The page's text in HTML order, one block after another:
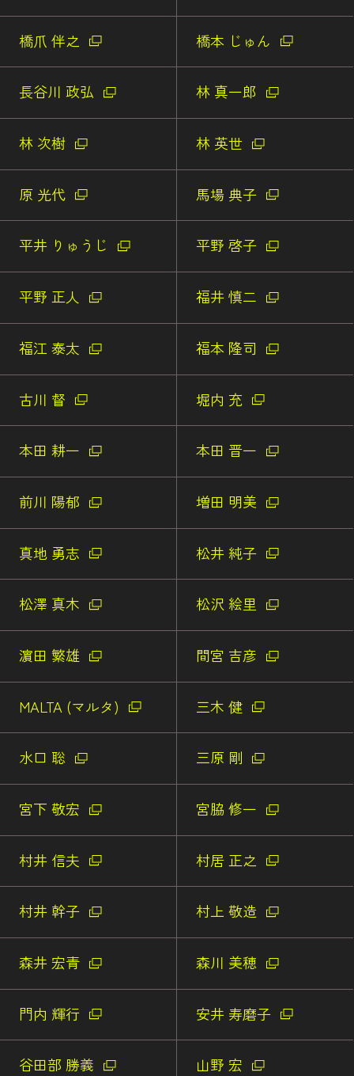
橋爪 伴之 橋本 じゅん
長谷川 政弘 林 真一郎
林 次樹 林 英世
原 光代 馬場 典子
平井 りゅうじ 平野 啓子
平野 正人 福井 慎二
福江 泰太 福本 隆司
古川 督 堀内 充
本田 耕一 本田 晋一
前川 陽郁 増田 明美
真地 勇志 松井 純子
松澤 真木 松沢 絵里
濵田 繁雄 間宮 吉彦
MALTA (マルタ) 三木 健
水口 聡 三原 剛
宮下 敬宏 宮脇 修一
村井 信夫 村居 正之
村井 幹子 村上 敬造
森井 宏青 森川 美穂
門内 輝行 安井 寿磨子
谷田部 勝義 山野 宏